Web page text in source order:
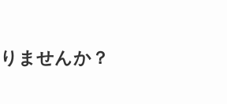
ませんか？